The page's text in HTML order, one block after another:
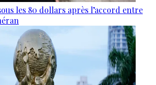
les 80 dollars après l’accord entre